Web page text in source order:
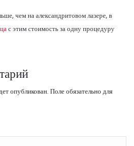
чем на александритовом лазере, в
с этим стоимость за одну процедуру
опубликован. Поле обязательно для